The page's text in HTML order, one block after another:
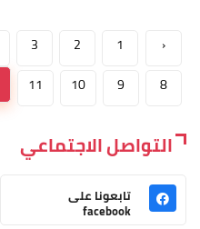
‹
1
2
3
8
9
10
11
التواصل الاجتماعي
تابعونا على
facebook